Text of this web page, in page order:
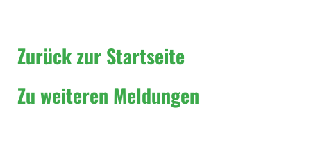
Zurück zur Startseite
Zu weiteren Meldungen